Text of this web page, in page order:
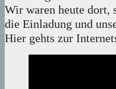
Wir waren heute dort,
die Einladung und
Hier gehts zur